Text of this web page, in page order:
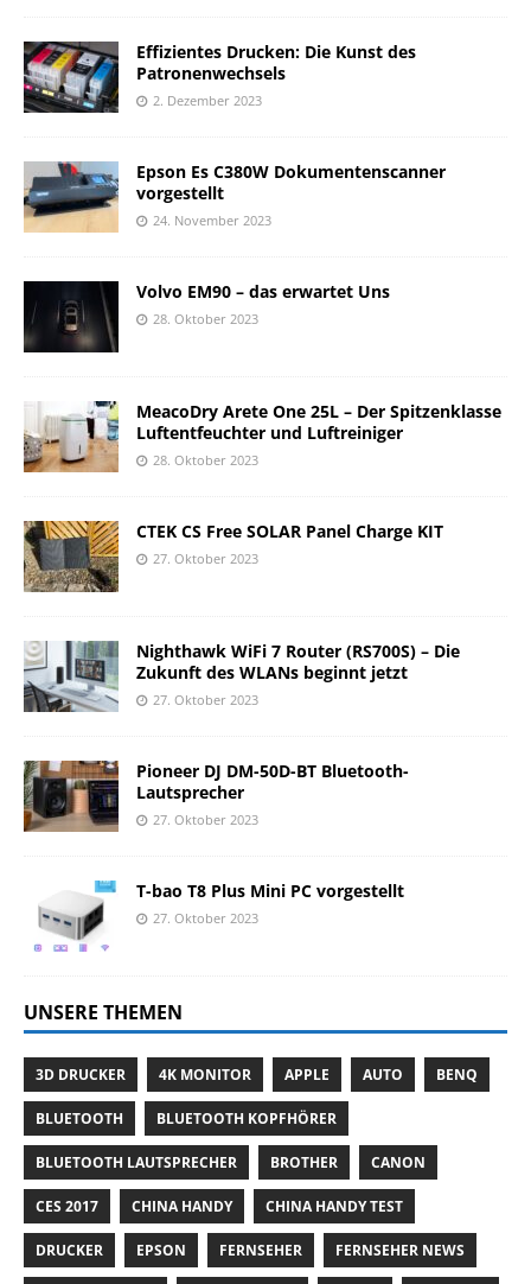
Effizientes Drucken: Die Kunst des
Patronenwechsels
2. Dezember 2023
Epson Es C380W Dokumentenscanner
vorgestellt
24. November 2023
Volvo EM90 – das erwartet Uns
28. Oktober 2023
MeacoDry Arete One 25L – Der Spitzenklasse
Luftentfeuchter und Luftreiniger
28. Oktober 2023
CTEK CS Free SOLAR Panel Charge KIT
27. Oktober 2023
Nighthawk WiFi 7 Router (RS700S) – Die
Zukunft des WLANs beginnt jetzt
27. Oktober 2023
Pioneer DJ DM-50D-BT Bluetooth-
Lautsprecher
27. Oktober 2023
T-bao T8 Plus Mini PC vorgestellt
27. Oktober 2023
UNSERE THEMEN
3D DRUCKER 4K MONITOR APPLE AUTO BENQ
BLUETOOTH BLUETOOTH KOPFHÖRER
BLUETOOTH LAUTSPRECHER BROTHER CANON
CES 2017 CHINA HANDY CHINA HANDY TEST
DRUCKER EPSON FERNSEHER FERNSEHER NEWS